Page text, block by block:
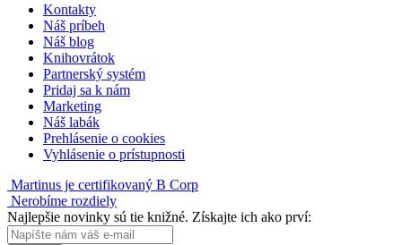
Kontakty
Náš príbeh
Náš blog
Knihovrátok
Partnerský systém
Pridaj sa k nám
Marketing
Náš labák
Prehlásenie o cookies
Vyhlásenie o prístupnosti
Martinus je certifikovaný B Corp
Nerobíme rozdiely
Najlepšie novinky sú tie knižné. Získajte ich ako prví: